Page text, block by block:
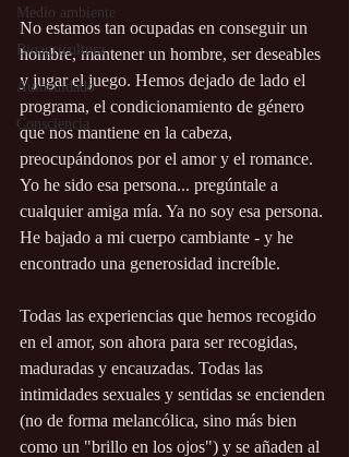
Medio ambiente
Bioagricultura
Autocuidado
Consciencia
No estamos tan ocupadas en conseguir un
hombre, mantener un hombre, ser deseables
y jugar el juego. Hemos dejado de lado el
programa, el condicionamiento de género
que nos mantiene en la cabeza,
preocupándonos por el amor y el romance.
Yo he sido esa persona... pregúntale a
cualquier amiga mía. Ya no soy esa persona.
He bajado a mi cuerpo cambiante - y he
encontrado una generosidad increíble.
Todas las experiencias que hemos recogido
en el amor, son ahora para ser recogidas,
maduradas y encauzadas. Todas las
intimidades sexuales y sentidas se encienden
(no de forma melancólica, sino más bien
como un "brillo en los ojos") y se añaden al